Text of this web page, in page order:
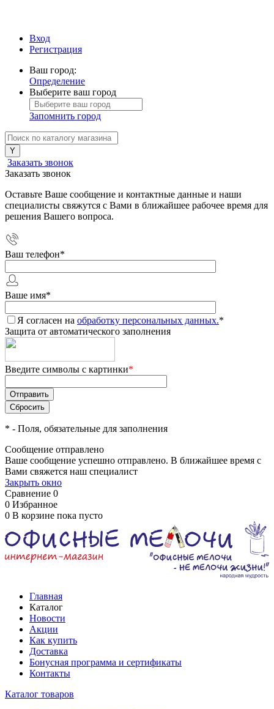
Вход
Регистрация
Ваш город:
Определение
Выберите ваш город
Запомнить город
Заказать звонок
Заказать звонок
Оставьте Ваше сообщение и контактные данные и наши
специалисты свяжутся с Вами в ближайшее рабочее время для
решения Вашего вопроса.
Ваш телефон*
Ваше имя*
Я согласен на обработку персональных данных.*
Защита от автоматического заполнения
Введите символы с картинки*
* - Поля, обязательные для заполнения
Сообщение отправлено
Ваше сообщение успешно отправлено. В ближайшее время с
Вами свяжется наш специалист
Закрыть окно
Сравнение 0
0 Избранное
0 В корзине пока пусто
Главная
Каталог
Новости
Акции
Как купить
Доставка
Бонусная программа и сертификаты
Контакты
Каталог товаров